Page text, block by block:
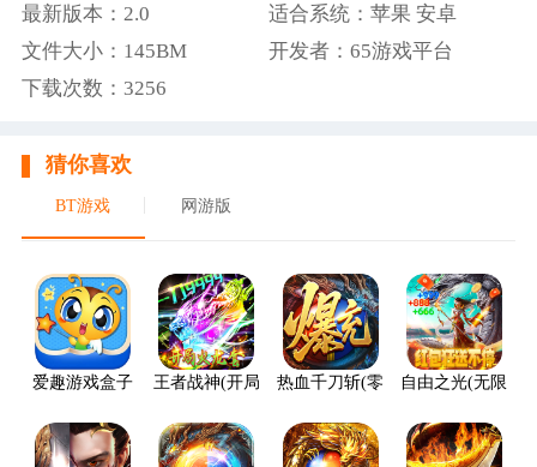
最新版本：2.0
适合系统：苹果 安卓
文件大小：145BM
开发者：65游戏平台
下载次数：3256
猜你喜欢
BT游戏 网游版
爱趣游戏盒子 王者战神(开局火龙套)热血千刀斩(零氪送赞爆充)
自由之光(无限红